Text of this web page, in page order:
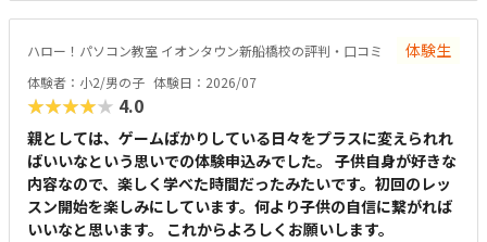
車でも車でも行ける距離で、駅の近くなので明るく、安心な場所にありま
す。車でも提携駐車場があるので、悪天候の時でも心配なさそうです。au
ショップの片隅を使用していますが、明るく窓際なので閉塞感はなく、静
かすぎでもないので、緊張せずに集中できています。マインクラフトのソ
フトやパソコンのメンテナンスも含めて考えると、安くはないものの高く
はないと思います。開講したばかりなのでまだ生徒が埋まっておらず、時
間割の融通が利くのが助かります。先生は2人在籍されていますが、お二
人とも若く、子どもは親しみやすいようです。夏休みの自由研究に使える
か尋ねたところ、具体的な例を教えてくださりとても参考になりました。
いまのところ見当たりません。
ハロー！パソコン教室 イオンタウン新船橋校の評判・口コミ 体験生
体験者：小2/男の子 体験日：2026/07
★★★★★ 4.0
親としては、ゲームばかりしている日々をプラスに変えられれ
ばいいなという思いでの体験申込みでした。 子供自身が好きな
内容なので、楽しく学べた時間だったみたいです。初回のレッ
スン開始を楽しみにしています。何より子供の自信に繋がれば
いいなと思います。 これからよろしくお願いします。